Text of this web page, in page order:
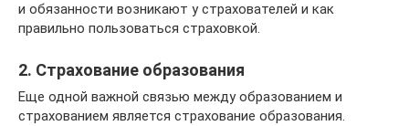
и обязанности возникают у страхователей и как
правильно пользоваться страховкой.
2. Страхование образования
Еще одной важной связью между образованием и
страхованием является страхование образования.